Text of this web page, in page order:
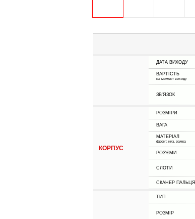
ДАТА ВИХОДУ
ВАРТІСТЬ
на момент виходу
ЗВ'ЯЗОК
КОРПУС
РОЗМІРИ
ВАГА
МАТЕРІАЛ
фронт, низ, рамка
РОЗ'ЄМИ
СЛОТИ
СКАНЕР ПАЛЬЦЯ
ТИП
РОЗМІР